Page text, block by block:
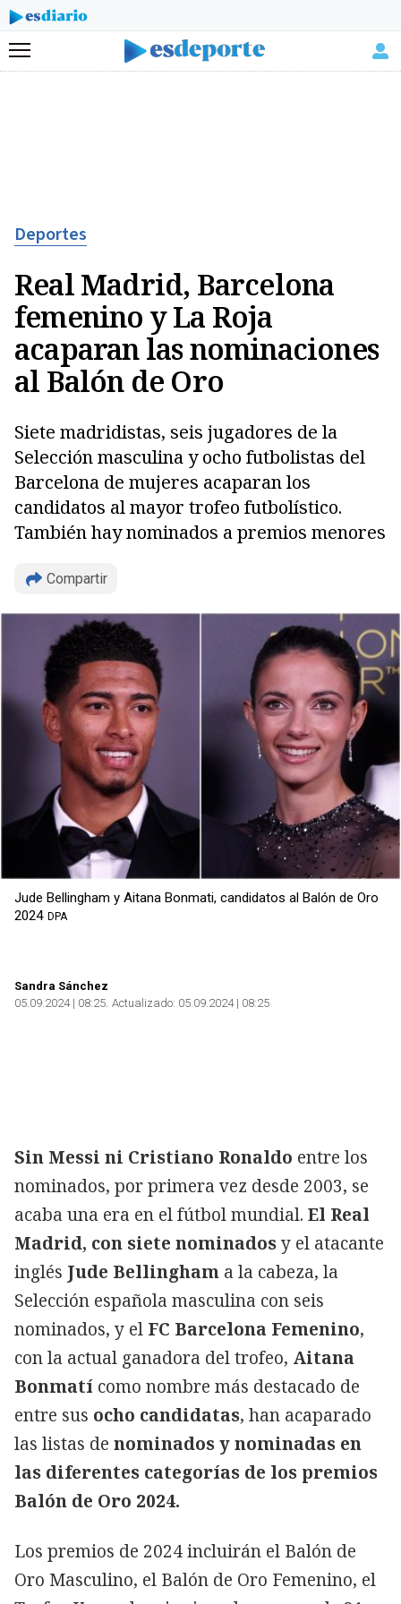
Menú
Deportes
Real Madrid, Barcelona
femenino y La Roja
acaparan las nominaciones
al Balón de Oro
Siete madridistas, seis jugadores de la
Selección masculina y ocho futbolistas del
Barcelona de mujeres acaparan los
candidatos al mayor trofeo futbolístico.
También hay nominados a premios menores
Compartir
Copiar
Jude Bellingham y Aitana Bonmati, candidatos al Balón de Oro
2024 DPA
Sandra Sánchez
05.09.2024 | 08:25 Actualizado: 05.09.2024 | 08:25
Sin Messi ni Cristiano Ronaldo entre los
nominados, por primera vez desde 2003, se
acaba una era en el fútbol mundial. El Real
Madrid, con siete nominadosy el atacante
inglés Jude Bellingham a la cabeza, la
Selección española masculina con seis
nominados, y el FC Barcelona Femenino,
con la actual ganadora del trofeo, Aitana
Bonmatí como nombre más destacado de
entre sus ocho candidatas, han acaparado
las listas de nominados y nominadas en
las diferentes categorías de los premios
Balón de Oro 2024.
Los premios de 2024 incluirán el Balón de
Oro Masculino, el Balón de Oro Femenino, el